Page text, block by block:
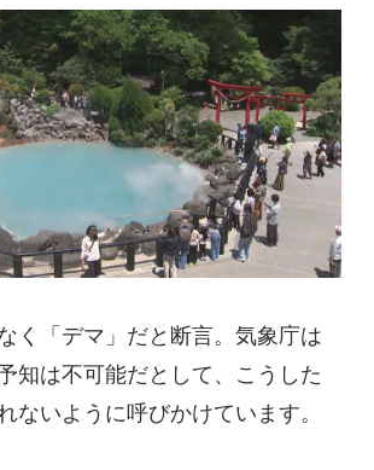
く「デマ」だと断言。気象庁は
知は不可能だとして、こうした
ないように呼びかけています。